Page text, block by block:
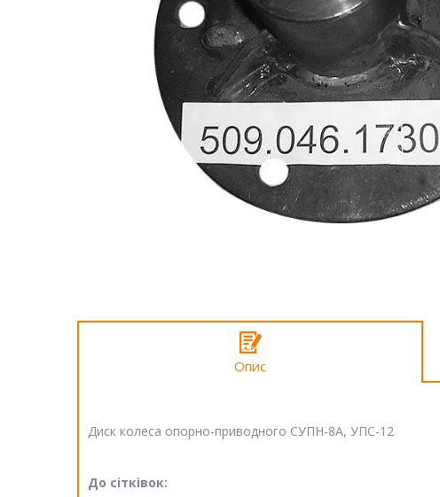
Опис
Диск колеса опорно-приводного СУПН-8А, УПС-12
До сітківок: